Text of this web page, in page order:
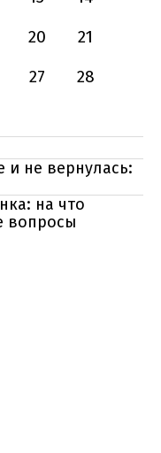
20
21
27
28
и не вернулась:
на что
вопросы